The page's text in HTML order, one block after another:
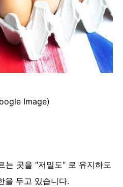
Image)
는 곳을 "저밀도" 로 유지하도
을 두고 있습니다.